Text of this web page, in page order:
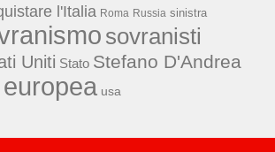
l'Italia Roma Russia sinistra
sovranisti
Uniti Stato Stefano D'Andrea
usa